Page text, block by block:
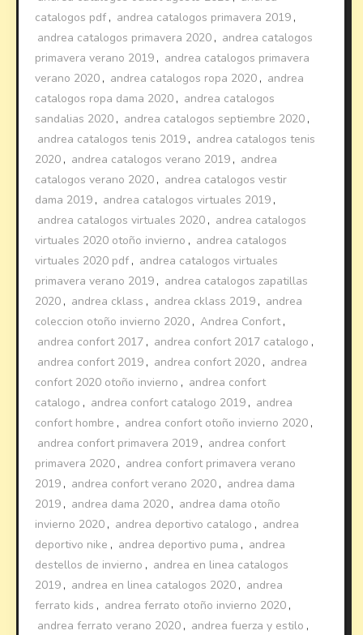
catalogos pdf , andrea catalogos primavera 2019 ,
andrea catalogos primavera 2020 , andrea catalogos
primavera verano 2019 , andrea catalogos primavera
verano 2020 , andrea catalogos ropa 2020 , andrea
catalogos ropa dama 2020 , andrea catalogos
sandalias 2020 , andrea catalogos septiembre 2020 ,
andrea catalogos tenis 2019 , andrea catalogos tenis
2020 , andrea catalogos verano 2019 , andrea
catalogos verano 2020 , andrea catalogos vestir
dama 2019 , andrea catalogos virtuales 2019 ,
andrea catalogos virtuales 2020 , andrea catalogos
virtuales 2020 otoño invierno , andrea catalogos
virtuales 2020 pdf , andrea catalogos virtuales
primavera verano 2019 , andrea catalogos zapatillas
2020 , andrea cklass , andrea cklass 2019 , andrea
coleccion otoño invierno 2020 , Andrea Confort,
andrea confort 2017 , andrea confort 2017 catalogo ,
andrea confort 2019 , andrea confort 2020 , andrea
confort 2020 otoño invierno , andrea confort
catalogo , andrea confort catalogo 2019 , andrea
confort hombre , andrea confort otoño invierno 2020 ,
andrea confort primavera 2019 , andrea confort
primavera 2020 , andrea confort primavera verano
2019 , andrea confort verano 2020 , andrea dama
2019 , andrea dama 2020 , andrea dama otoño
invierno 2020 , andrea deportivo catalogo , andrea
deportivo nike , andrea deportivo puma , andrea
destellos de invierno , andrea en linea catalogos
2019 , andrea en linea catalogos 2020 , andrea
ferrato kids , andrea ferrato otoño invierno 2020 ,
andrea ferrato verano 2020 , andrea fuerza y estilo ,